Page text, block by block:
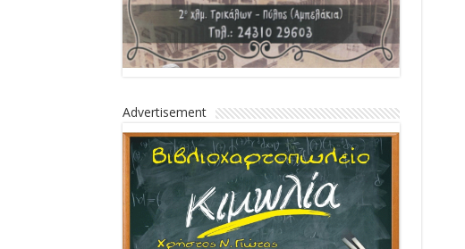
Advertisement